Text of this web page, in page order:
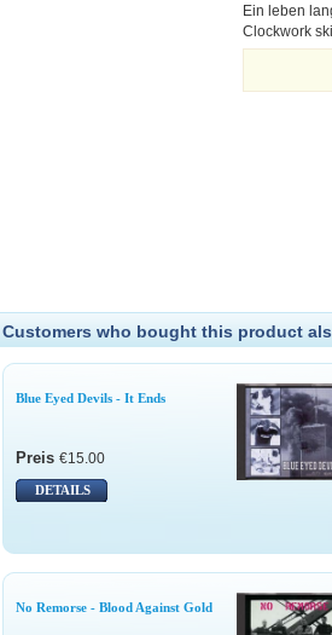
Ein leben
Clockwork
Customers who bought this product
Blue Eyed Devils - It Ends
Preis €15.00
DETAILS
No Remorse - Blood Against Gold